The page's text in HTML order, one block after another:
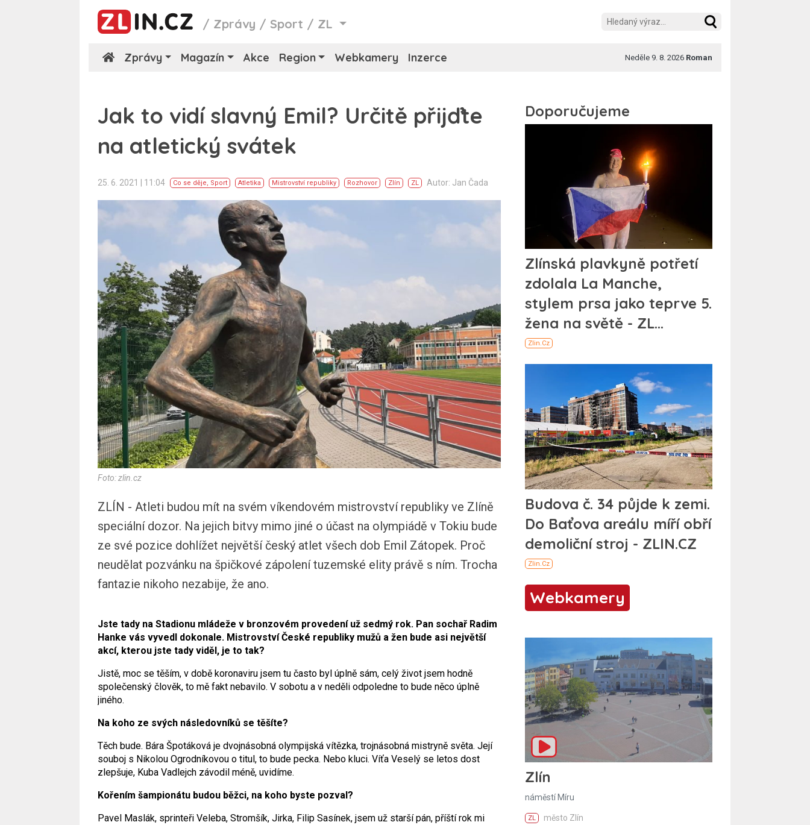
/ Zprávy /Sport / ZL
Zprávy Magazín Akce Region Webkamery Inzerce Neděle 9. 8. 2026 Roman
Jak to vidí slavný Emil? Určitě přijďte
na atletický svátek
25. 6. 2021 | 11:04 Co se děje, Sport Atletika Mistrovství republiky Rozhovor Zlín ZL Autor: Jan Čada
Foto: zlin.cz
ZLÍN - Atleti budou mít na svém víkendovém mistrovství republiky ve Zlíně
speciální dozor. Na jejich bitvy mimo jiné o účast na olympiádě v Tokiu bude
ze své pozice dohlížet největší český atlet všech dob Emil Zátopek. Proč
neudělat pozvánku na špičkové zápolení tuzemské elity právě s ním. Trocha
fantazie nikoho nezabije, že ano.
Jste tady na Stadionu mládeže v bronzovém provedení už sedmý rok. Pan sochař Radim
Hanke vás vyvedl dokonale. Mistrovství České republiky mužů a žen bude asi největší
akcí, kterou jste tady viděl, je to tak?
Jistě, moc se těším, v době koronaviru jsem tu často byl úplně sám, celý život jsem hodně
společenský člověk, to mě fakt nebavilo. V sobotu a v neděli odpoledne to bude něco úplně
jiného.
Na koho ze svých následovníků se těšíte?
Těch bude. Bára Špotáková je dvojnásobná olympijská vítězka, trojnásobná mistryně světa. Její
souboj s Nikolou Ogrodníkovou o titul, to bude pecka. Nebo kluci. Víťa Veselý se letos dost
zlepšuje, Kuba Vadlejch závodil méně, uvidíme.
Kořením šampionátu budou běžci, na koho byste pozval?
Pavel Maslák, sprinteři Veleba, Stromšík, Jirka, Filip Sasínek, jsem už starší pán, příští rok mi
Webkamery
Zlín
náměstí Míru
ZL město Zlín